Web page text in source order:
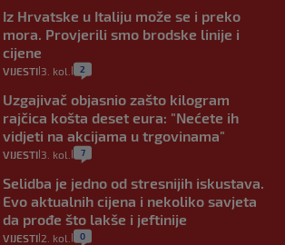
Iz Hrvatske u Italiju može se i preko
mora. Provjerili smo brodske linije i
cijene
VIJESTI 3. kol. 2
Uzgajivač objasnio zašto kilogram
rajčica košta deset eura: "Nećete ih
vidjeti na akcijama u trgovinama"
VIJESTI 3. kol. 7
Selidba je jedno od stresnijih iskustava.
Evo aktualnih cijena i nekoliko savjeta
da prođe što lakše i jeftinije
VIJESTI 2. kol. 0